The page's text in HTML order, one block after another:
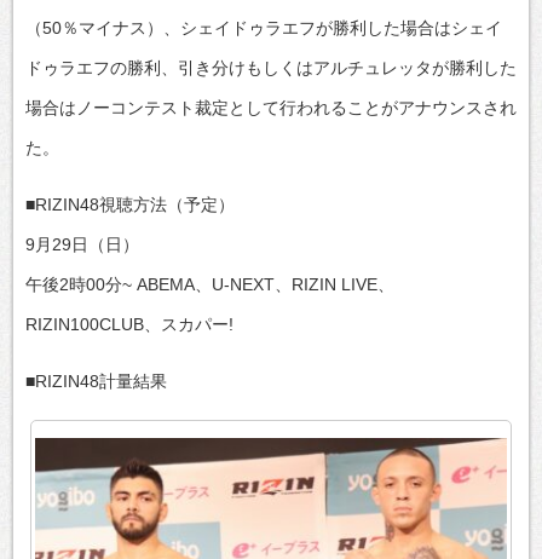
（50％マイナス）、シェイドゥラエフが勝利した場合はシェイ
ドゥラエフの勝利、引き分けもしくはアルチュレッタが勝利した
場合はノーコンテスト裁定として行われることがアナウンスされ
た。
■RIZIN48視聴方法（予定）
9月29日（日）
午後2時00分~ ABEMA、U-NEXT、RIZIN LIVE、
RIZIN100CLUB、スカパー!
■RIZIN48計量結果